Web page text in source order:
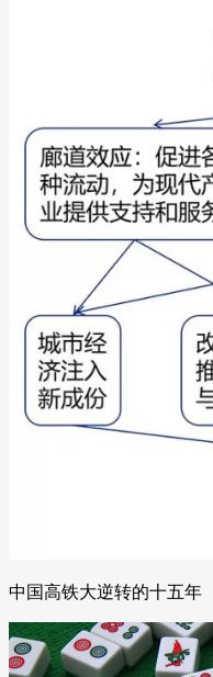
中国高铁大逆转的十五年